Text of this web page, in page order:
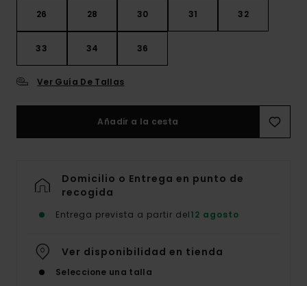
26 28 30 31 32
33 34 36
Ver Guía De Tallas
Añadir a la cesta
Domicilio o Entrega en punto de
recogida
Entrega prevista a partir del12 agosto
Ver disponibilidad en tienda
Seleccione una talla